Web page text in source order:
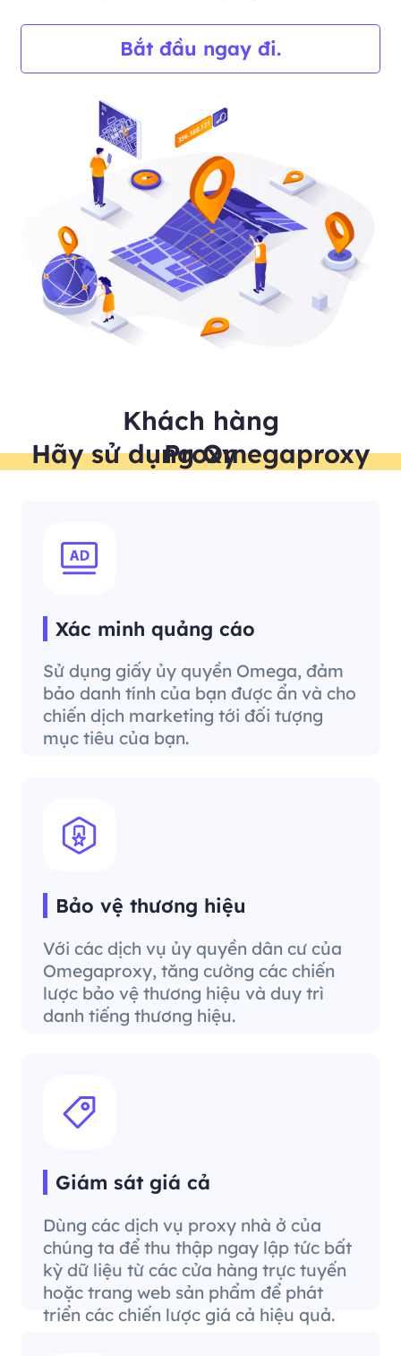
Bắt đầu ngay đi.
Khách hàng
Hãy sử dụng Omegaproxy Proxy
Xác minh quảng cáo
Sử dụng giấy ủy quyền Omega, đảm
bảo danh tính của bạn được ẩn và cho
chiến dịch marketing tới đối tượng
mục tiêu của bạn.
Bảo vệ thương hiệu
Với các dịch vụ ủy quyền dân cư của
Omegaproxy, tăng cường các chiến
lược bảo vệ thương hiệu và duy trì
danh tiếng thương hiệu.
Giám sát giá cả
Dùng các dịch vụ proxy nhà ở của
chúng ta để thu thập ngay lập tức bất
kỳ dữ liệu từ các cửa hàng trực tuyến
hoặc trang web sản phẩm để phát
triển các chiến lược giá cả hiệu quả.